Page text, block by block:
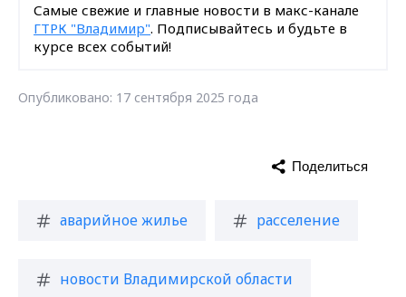
Самые свежие и главные новости в макс-канале
ГТРК "Владимир". Подписывайтесь и будьте в
курсе всех событий!
Опубликовано: 17 сентября 2025 года
аварийное жилье расселение
новости Владимирской области
Поделиться